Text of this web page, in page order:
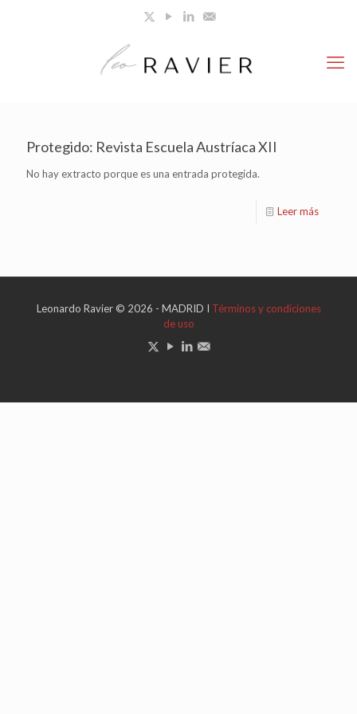
Protegido: Revista Escuela Austríaca XII
No hay extracto porque es una entrada protegida.
Leer más
Leonardo Ravier © 2026 - MADRID I Términos y condiciones
de uso